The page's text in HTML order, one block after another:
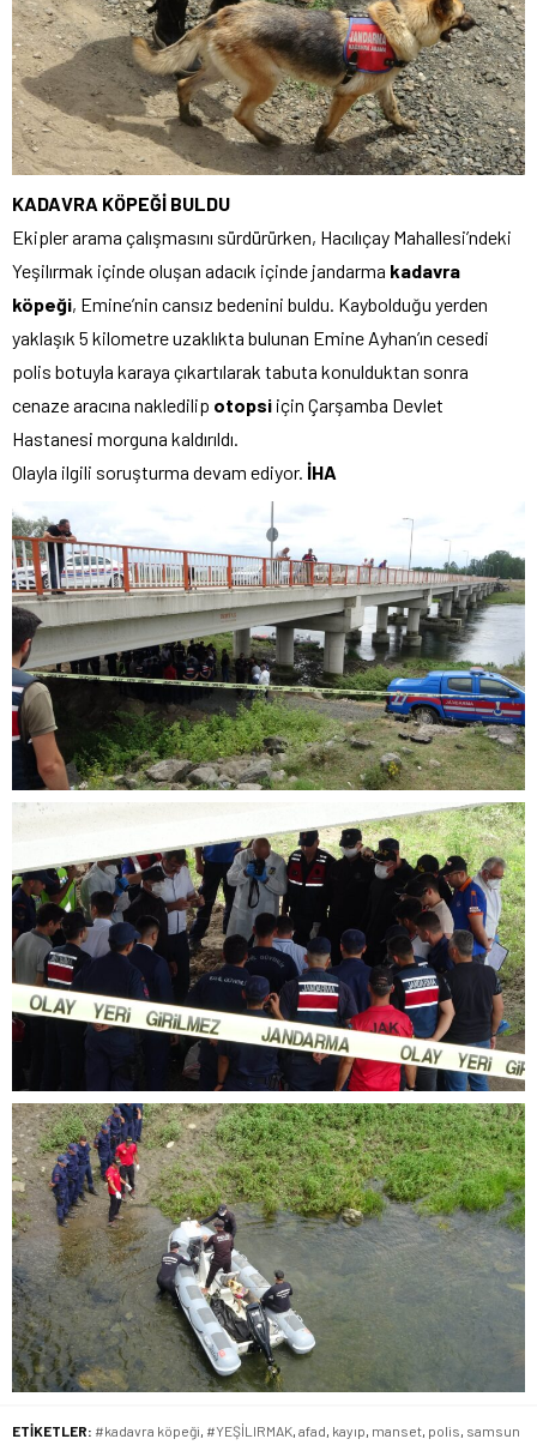
KADAVRA KÖPEĞİ BULDU
Ekipler arama çalışmasını sürdürürken, Hacılıçay Mahallesi’ndeki
Yeşilırmak içinde oluşan adacık içinde jandarma kadavra
köpeği, Emine’nin cansız bedenini buldu. Kaybolduğu yerden
yaklaşık 5 kilometre uzaklıkta bulunan Emine Ayhan’ın cesedi
polis botuyla karaya çıkartılarak tabuta konulduktan sonra
cenaze aracına nakledilip otopsi için Çarşamba Devlet
Hastanesi morguna kaldırıldı.
Olayla ilgili soruşturma devam ediyor. İHA
ETİKETLER: #kadavra köpeği #YEŞİLIRMAK afad kayıp manset polis samsun